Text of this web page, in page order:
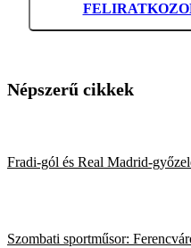
Népszerű cikkek
Fradi-gól és Real Madrid-
Szombati sportműsor: